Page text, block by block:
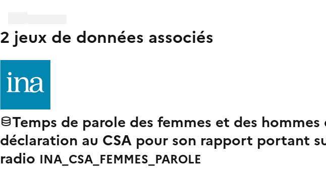
2 jeux de données associés
Temps de parole des femmes et des
déclaration au CSA pour son rapport portant
radio INA_CSA_FEMMES_PAROLE